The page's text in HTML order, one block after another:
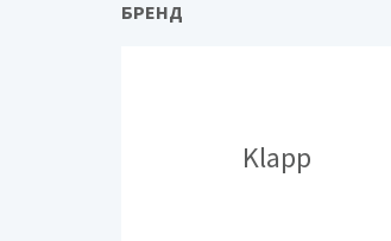
БРЕНД
Klapp